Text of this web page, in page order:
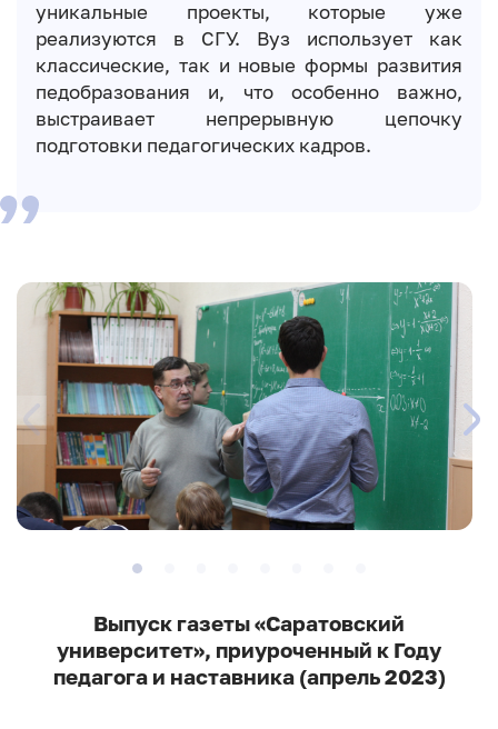
уникальные проекты, которые уже
реализуются в СГУ. Вуз использует как
классические, так и новые формы развития
педобразования и, что особенно важно,
выстраивает непрерывную цепочку
подготовки педагогических кадров.
Выпуск газеты «Саратовский
университет», приуроченный к Году
педагога и наставника (апрель 2023)